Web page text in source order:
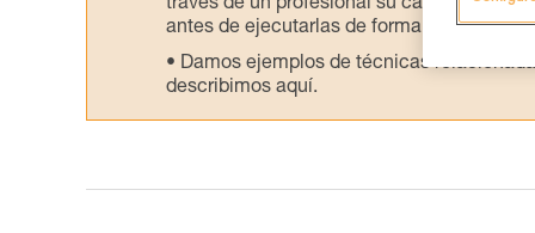
través de un profesional su capacidad
antes de ejecutarlas de forma autónoma.
Damos ejemplos de técnicas
describimos aquí.